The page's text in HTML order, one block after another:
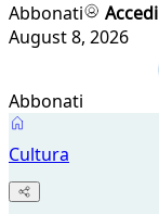
Abbonati
Accedi
August 8, 2026
Abbonati
Cultura